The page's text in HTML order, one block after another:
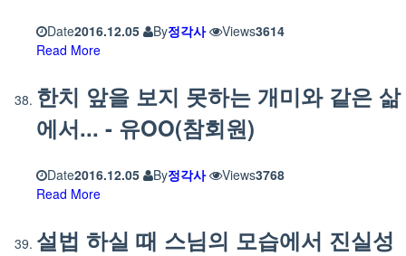
Date2016.12.05 By정각사 Views3614
Read More
한치 앞을 보지 못하는 개미와 같은 삶
에서... - 유OO(참회원)
Date2016.12.05 By정각사 Views3768
Read More
설법 하실 때 스님의 모습에서 진실성